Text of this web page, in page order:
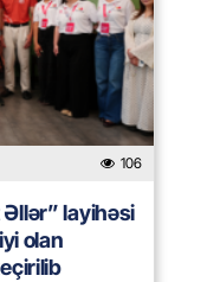
106
layihəsi
olan